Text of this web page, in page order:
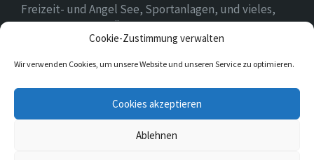
Cookie-Zustimmung verwalten
Wir verwenden Cookies, um unsere Website und unseren Service zu optimieren.
Cookies akzeptieren
Ablehnen
Freizeit- und Angel See, Sportanlagen, und vieles,
vieles mehr. Einen Überblick findet ihr hier auf
unserer Webseite..